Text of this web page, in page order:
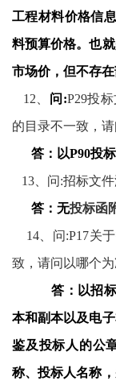
工程材料价格信
料预算价格。也
市场价，但不存
12
问 :P29投
的目录不一致，
答： 以P90投
13 、问:招标文
答： 无投标函
14、问:P17关
致，请问以哪个为
答：以招
本和副本以及电
鉴及投标人的公
称、投标人名称